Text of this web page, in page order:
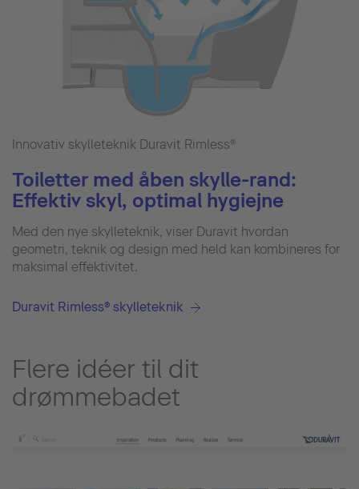
Innovativ skylleteknik Duravit Rimless®
Toiletter med åben skylle-rand:
Effektiv skyl, optimal hygiejne
Med den nye skylleteknik, viser Duravit hvordan
geometri, teknik og design med held kan kombineres for
maksimal effektivitet.
Duravit Rimless® skylleteknik
Flere idéer til dit
drømmebadet